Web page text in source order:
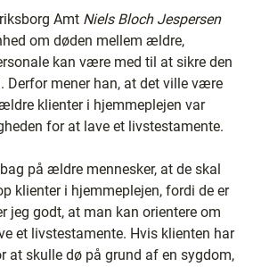
Amt Niels Bloch Jespersen
om døden mellem ældre,
kan være med til at sikre den
mener han, at det ville være
klienter i hjemmeplejen var
for at lave et livstestamente.
på ældre mennesker, at de skal
klienter i hjemmeplejen, fordi de er
jeg godt, at man kan orientere om
et livstestamente. Hvis klienten har
at skulle dø på grund af en sygdom,